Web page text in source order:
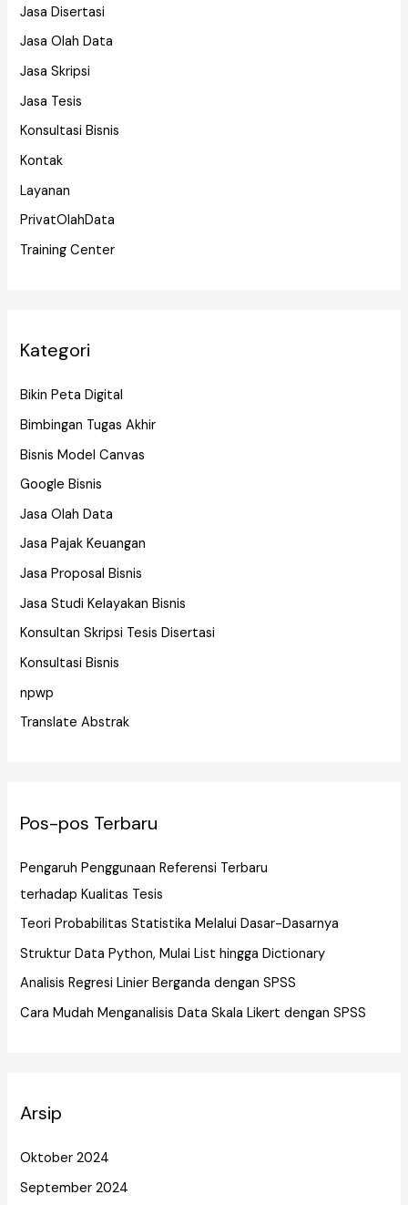
Jasa Disertasi
Jasa Olah Data
Jasa Skripsi
Jasa Tesis
Konsultasi Bisnis
Kontak
Layanan
PrivatOlahData
Training Center
Kategori
Bikin Peta Digital
Bimbingan Tugas Akhir
Bisnis Model Canvas
Google Bisnis
Jasa Olah Data
Jasa Pajak Keuangan
Jasa Proposal Bisnis
Jasa Studi Kelayakan Bisnis
Konsultan Skripsi Tesis Disertasi
Konsultasi Bisnis
npwp
Translate Abstrak
Pos-pos Terbaru
Pengaruh Penggunaan Referensi Terbaru
terhadap Kualitas Tesis
Teori Probabilitas Statistika Melalui Dasar-Dasarnya
Struktur Data Python, Mulai List hingga Dictionary
Analisis Regresi Linier Berganda dengan SPSS
Cara Mudah Menganalisis Data Skala Likert dengan SPSS
Arsip
Oktober 2024
September 2024